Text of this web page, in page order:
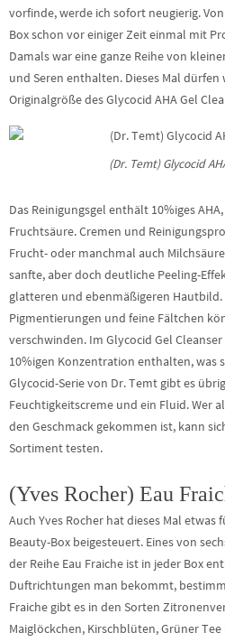
vorfinde, werde ich sofort neugierig.
Box schon vor einiger Zeit einmal mit
Damals war eine ganze Reihe von
und Seren enthalten. Dieses Mal dürfen
Originalgröße des Glycocid AHA Gel
(Dr. Temt) Glycocid
Das Reinigungsgel enthält 10%iges
Fruchtsäure. Cremen und
Frucht- oder manchmal auch
sanfte, aber doch deutliche Peeling-
glatteren und ebenmäßigeren
Pigmentierungen und feine Fältchen
verschwinden. Im Glycocid Gel
10%igen Konzentration enthalten, was
Glycocid-Serie von Dr. Temt gibt es
Feuchtigkeitscreme und ein Fluid. Wer
den Geschmack gekommen ist, kann
Sortiment testen.
(Yves Rocher) Eau
Auch Yves Rocher hat dieses Mal etwas
Beauty-Box beigesteuert. Eines von
der Reihe Eau Fraiche ist in jeder Box
Duftrichtungen man bekommt,
Fraiche gibt es in den Sorten
Maiglöckchen, Kirschblüten, Grüner